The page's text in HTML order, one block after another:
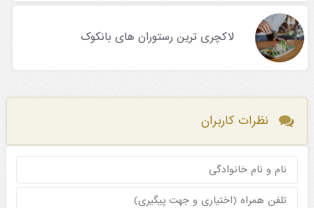
لاکچری ترین رستوران های بانکوک
نظرات کاربران